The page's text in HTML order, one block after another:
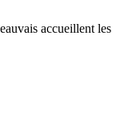
accueillent les